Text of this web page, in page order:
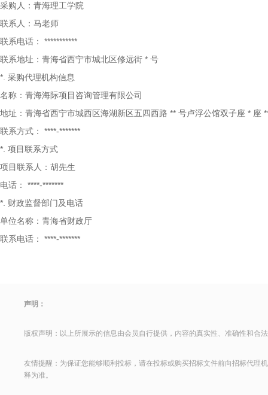
采购人：青海理工学院
联系人：马老师
联系电话： ***********
联系地址：青海省西宁市城北区修远街 * 号
*. 采购代理机构信息
名称：青海海际项目咨询管理有限公司
地址：青海省西宁市城西区海湖新区五四西路 ** 号卢浮公馆双子座 * 座
联系方式： ****-*******
*. 项目联系方式
项目联系人：胡先生
电话： ****-*******
*. 财政监督部门及电话
单位名称：青海省财政厅
联系电话： ****-*******
声明：
版权声明：以上所展示的信息由会员自行提供，内容的真实性、准确性和合
友情提醒：为保证您能够顺利投标，请在投标或购买招标文件前向招标代理
释为准。